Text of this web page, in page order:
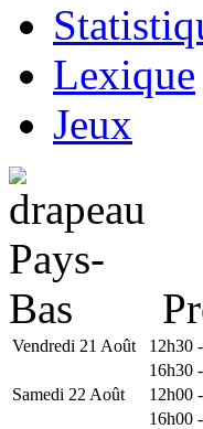
Lexique
Jeux
Vendredi 21 Août 12h30
16h30
Samedi 22 Août
12h00
16h00